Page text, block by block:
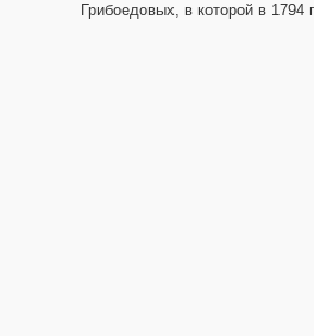
Грибоедовых, в которой в